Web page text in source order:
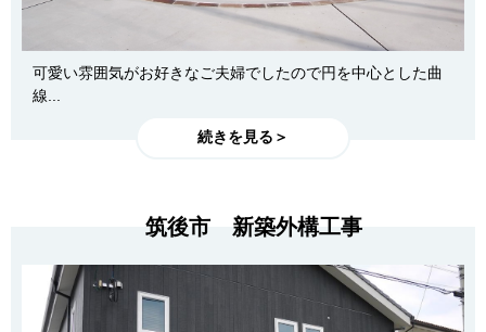
可愛い雰囲気がお好きなご夫婦でしたので円を中心とした曲
線...
続きを見る＞
筑後市 新築外構工事